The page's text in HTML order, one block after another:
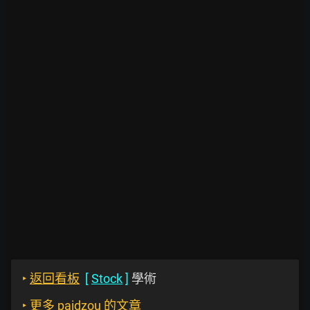
‣ 返回看板 [Stock] 學術
‣ 更多 paidzou 的文章